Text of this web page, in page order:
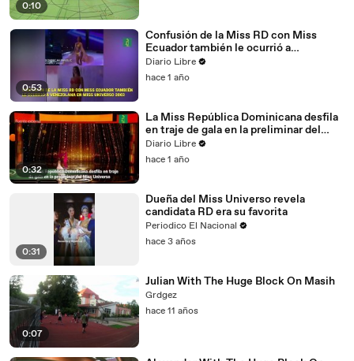
0:10
0:53
Confusión de la Miss RD con Miss
Ecuador también le ocurrió a
venezolana en Miss Universo 2003.
Diario Libre
hace 1 año
0:32
La Miss República Dominicana desfila
en traje de gala en la preliminar del
Miss Universo
Diario Libre
hace 1 año
0:31
Dueña del Miss Universo revela
candidata RD era su favorita
Periodico El Nacional
hace 3 años
0:07
Julian With The Huge Block On Masih
Grdgez
hace 11 años